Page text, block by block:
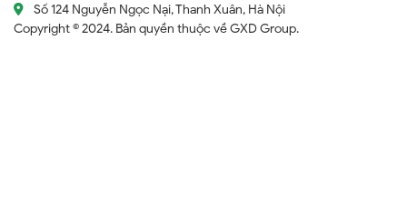
Số 124 Nguyễn Ngọc Nại, Thanh Xuân, Hà Nội
Copyright © 2024. Bản quyền thuộc về GXD Group.